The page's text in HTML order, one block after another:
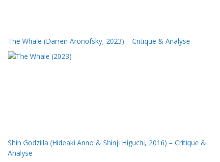
The Whale (Darren Aronofsky, 2023) – Critique & Analyse
Shin Godzilla (Hideaki Anno & Shinji Higuchi, 2016) – Critique &
Analyse